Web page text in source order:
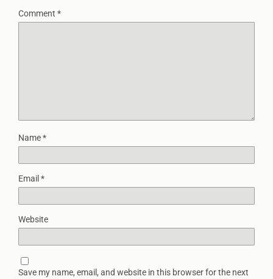
Comment *
Name*
Email *
Website
Save my name, email, and website in this browser for the next